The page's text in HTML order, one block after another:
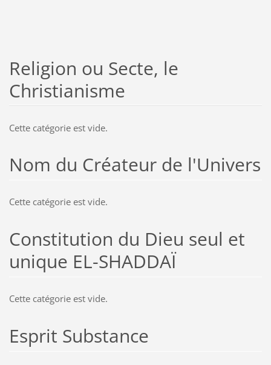
Religion ou Secte, le
Christianisme
Cette catégorie est vide.
Nom du Créateur de l'Univers
Cette catégorie est vide.
Constitution du Dieu seul et
unique EL-SHADDAÏ
Cette catégorie est vide.
Esprit Substance